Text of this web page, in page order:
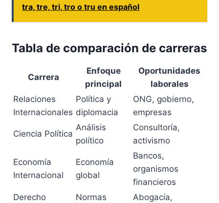
tra, tre, tri, tro o tru en español
Tabla de comparación de carreras
Carrera
Enfoque
principal
Oportunidades
laborales
Relaciones
Internacionales
Política y
diplomacia
ONG, gobierno,
empresas
Ciencia Política
Análisis
político
Consultoría,
activismo
Economía
Internacional
Economía
global
Bancos,
organismos
financieros
Derecho
Normas
Abogacía,